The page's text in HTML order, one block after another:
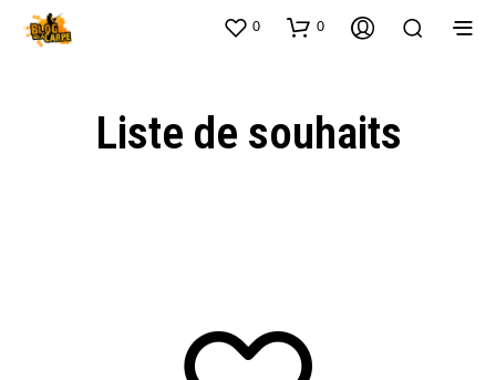
0 0
Liste de souhaits